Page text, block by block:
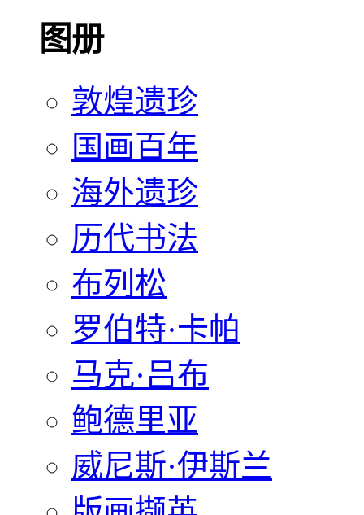
图册
敦煌遗珍
国画百年
海外遗珍
历代书法
布列松
罗伯特·卡帕
马克·吕布
鲍德里亚
威尼斯·伊斯兰